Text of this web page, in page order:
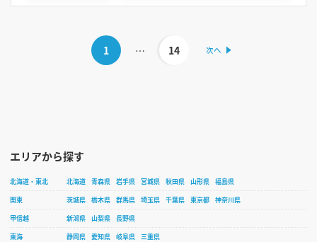
1 … 14
エリアから探す
北海道・東北 北海道 青森県 岩手県 宮城県 秋田県 山形県
福島県
関東
茨城県 栃木県 群馬県 埼玉県 千葉県 東京都
神奈川県
甲信越
新潟県 山梨県
長野県
東海
静岡県 愛知県 岐阜県
三重県